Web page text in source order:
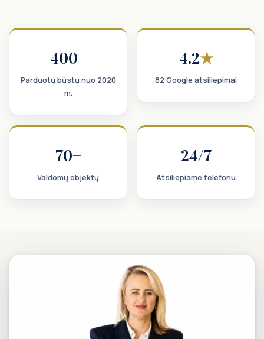
400+
Parduotų būstų nuo 2020
m.
4.2★
82Google atsiliepimai
70+
Valdomų objektų
24/7
Atsiliepiame telefonu